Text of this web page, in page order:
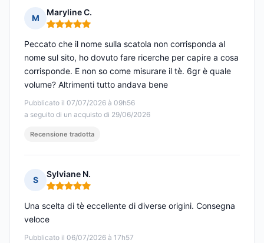
M
Maryline C.
Nota: 5 su 5
Pubblicato il 07/07/2026 à 09h56
a seguito di un acquisto di 29/06/2026
Peccato che il nome sulla scatola non corrisponda al
nome sul sito, ho dovuto fare ricerche per capire a cosa
corrisponde. E non so come misurare il tè. 6gr è quale
volume? Altrimenti tutto andava bene
Recensione tradotta
S
Sylviane N.
Nota: 5 su 5
Pubblicato il 06/07/2026 à 17h57
Una scelta di tè eccellente di diverse origini. Consegna
veloce